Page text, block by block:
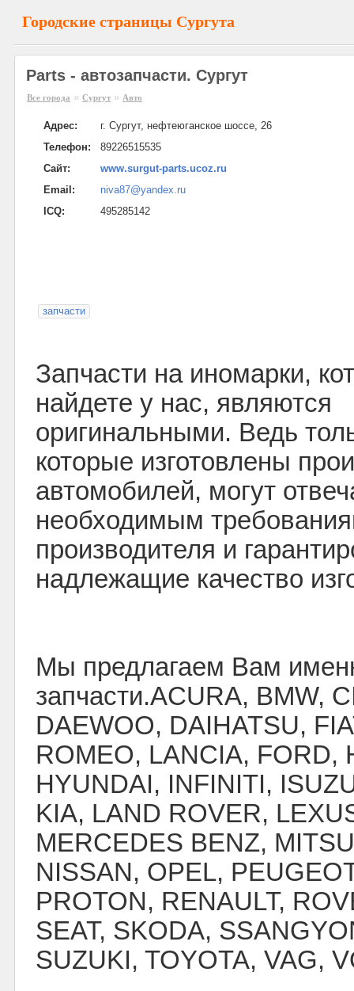
Городские страницы Сургута
Parts - автозапчасти. Сургут
Все города » Сургут » Авто
Адрес:
г. Сургут, нефтеюганское шоссе, 26
Телефон:
89226515535
Сайт:
www.surgut-parts.ucoz.ru
Email:
niva87@yandex.ru
ICQ:
495285142
запчасти
Запчасти на иномарки,
найдете у нас, являются
оригинальными. Ведь
которые изготовлены
автомобилей, могут
необходимым
производителя и
надлежащие качество
Мы предлагаем Вам
запчасти.ACURA, BMW,
DAEWOO, DAIHATSU,
ROMEO, LANCIA, FORD,
HYUNDAI, INFINITI,
KIA, LAND ROVER,
MERCEDES BENZ,
NISSAN, OPEL,
PROTON, RENAULT,
SEAT, SKODA,
SUZUKI, TOYOTA, VAG,